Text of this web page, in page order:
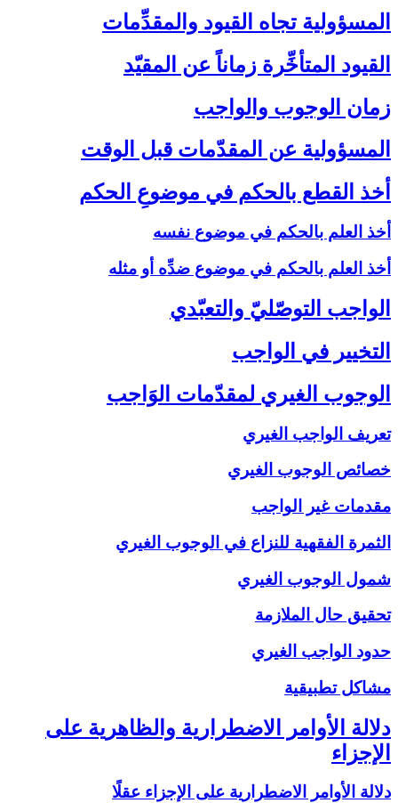
المسؤولية تجاه القيود والمقدِّمات‏
القيود المتأخِّرة زماناً عن المقيّد
زمان الوجوب والواجب‏
المسؤولية عن المقدّمات قبل الوقت‏
أخذ القطع بالحكم في موضوعِ الحكم‏
أخذ العلم بالحكم في موضوع نفسه
أخذ العلم بالحكم في موضوع ضدِّه أو مثله
الواجب التوصّليّ والتعبّدي‏
التخيير في الواجب‏
الوجوب الغيري لمقدّمات الوَاجب‏
تعريف الواجب الغيري
خصائص الوجوب الغيري
مقدمات غير الواجب
الثمرة الفقهية للنزاع في الوجوب الغيري
شمول الوجوب الغيري
تحقيق حال الملازمة
حدود الواجب الغيري
مشاكل تطبيقية
دلالة الأوامر الاضطرارية والظاهرية على
الإجزاء
دلالة الأوامر الاضطرارية على الإجزاء عقلًا